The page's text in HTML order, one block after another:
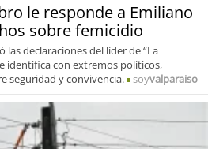
le responde a Emiliano
sobre femicidio
las declaraciones del líder de “La
identifica con extremos políticos,
seguridad y convivencia.
soyvalparaiso